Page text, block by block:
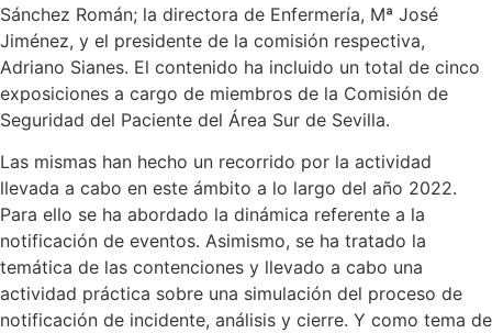
Sánchez Román; la directora de Enfermería, Mª José
Jiménez, y el presidente de la comisión respectiva,
Adriano Sianes. El contenido ha incluido un total de cinco
exposiciones a cargo de miembros de la Comisión de
Seguridad del Paciente del Área Sur de Sevilla.
Las mismas han hecho un recorrido por la actividad
llevada a cabo en este ámbito a lo largo del año 2022.
Para ello se ha abordado la dinámica referente a la
notificación de eventos. Asimismo, se ha tratado la
temática de las contenciones y llevado a cabo una
actividad práctica sobre una simulación del proceso de
notificación de incidente, análisis y cierre. Y como tema de